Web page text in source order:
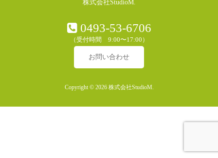
株式会社StudioM.
0493-53-6706
（受付時間 9:00〜17:00）
お問い合わせ
Copyright © 2026 株式会社StudioM.